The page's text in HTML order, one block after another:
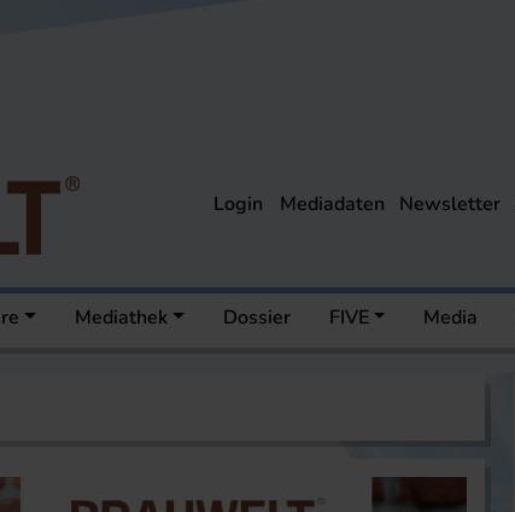
Login Mediadaten Newsletter
Mediathek Dossier FIVE Media